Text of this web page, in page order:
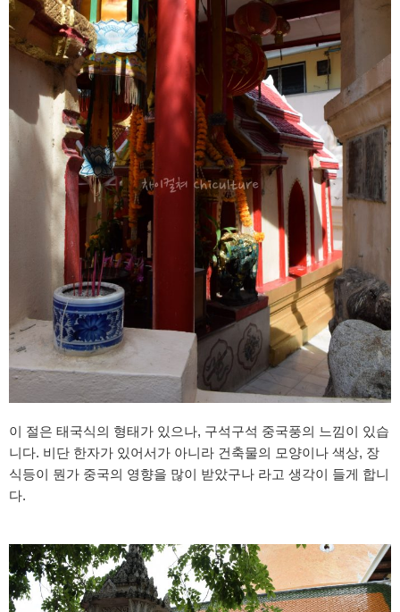
이 절은 태국식의 형태가 있으나, 구석구석 중국풍의 느낌이 있습
니다. 비단 한자가 있어서가 아니라 건축물의 모양이나 색상, 장
식등이 뭔가 중국의 영향을 많이 받았구나 라고 생각이 들게 합니
다.